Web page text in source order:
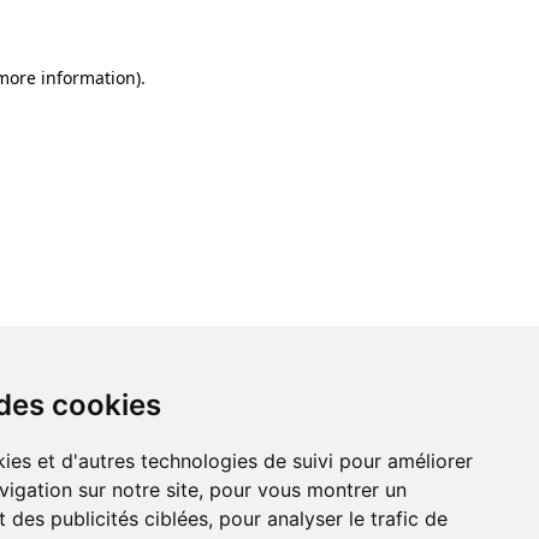
cookies
et d'autres technologies de suivi pour améliorer
sur notre site, pour vous montrer un
des publicités ciblées, pour analyser le trafic de
information).